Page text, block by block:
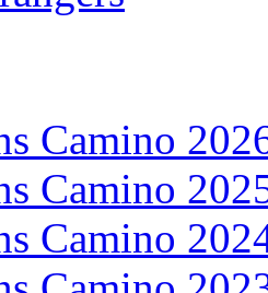
Camino
Camino
Camino